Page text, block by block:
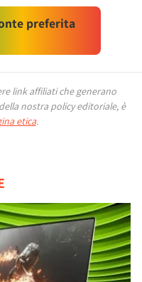
preferita
link affiliati che generano
nostra policy editoriale, è
etica.